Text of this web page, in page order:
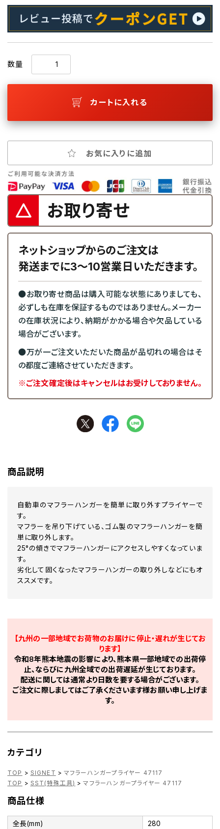
数量
カートに入れる
お気に入りに追加
お取り寄せ
ネットショップからのご注文は
発送までに3～10営業日いただきます。
●お取り寄せ商品は購入可能な状態にありましても、
必ずしも在庫を保証するものではありません。メーカー
の在庫状況により、納期がかかる場合や欠品している
場合がございます。
●万が一ご注文いただいた商品が品切れの場合はそ
の都度ご連絡させていただきます。
※ご注文確定後はキャンセルはお受けしておりません。
商品説明
自動車のマフラーハンガーを簡単に取り外すプライヤーで
す。
マフラーを吊り下げている、ゴム製のマフラーハンガーを簡
単に取り外します。
25°の傾きでマフラーハンガーにアクセスしやすくなっていま
す。
劣化して固くなったマフラーハンガーの取り外しなどにもオ
ススメです。
【九州の一部地域でお荷物のお届けに停止・遅れが生じてお
ります】
令和8年熊本地震の影響により、熊本県一部地域での出荷停
止、ならびに九州全域での出荷遅延が生じております。
配送に関しては通常より日数を要する場合がございます。
ご注文に際しましてはご了承くださいます様お願い申し上げま
す。
カテゴリ
TOP > SIGNET > マフラーハンガープライヤー 47117
TOP > SST(特殊工具) > マフラーハンガープライヤー 47117
商品仕様
全長(mm) 280